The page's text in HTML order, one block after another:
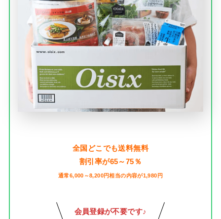
全国どこでも送料無料
割引率が65～75％
通常6,000～8,200円相当の内容が1,980円
会員登録が不要です♪